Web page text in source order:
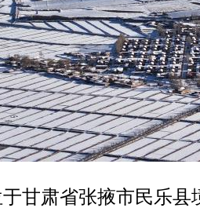
肃省张掖市民乐县